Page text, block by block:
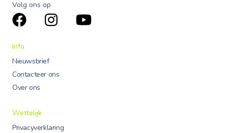
Volg ons op
Info
Nieuwsbrief
Contacteer ons
Over ons
Wettelijk
Privacyverklaring